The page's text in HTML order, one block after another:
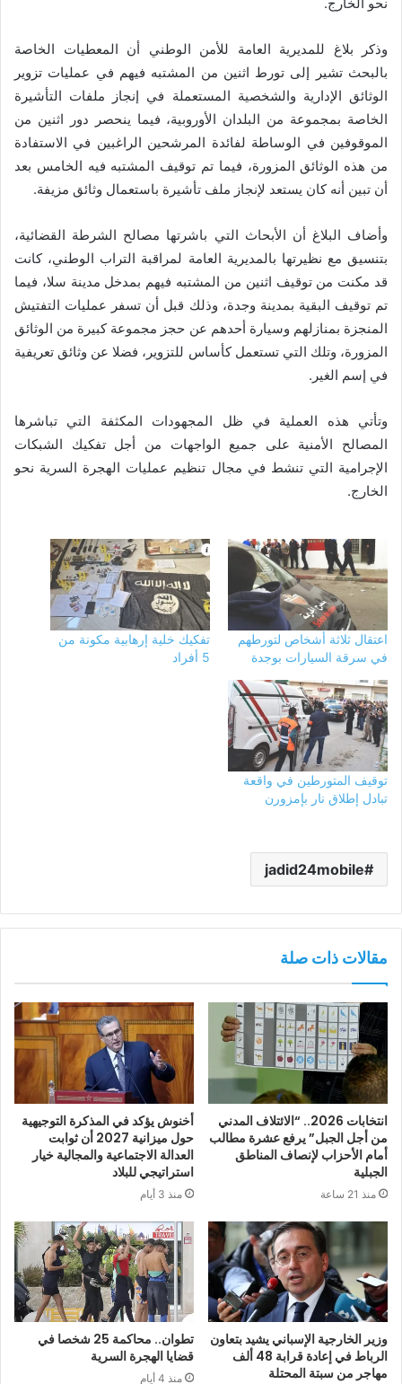
وذكر بلاغ للمديرية العامة للأمن الوطني أن المعطيات الخاصة
بالبحث تشير إلى تورط اثنين من المشتبه فيهم في عمليات تزوير
الوثائق الإدارية والشخصية المستعملة في إنجاز ملفات التأشيرة
الخاصة بمجموعة من البلدان الأوروبية، فيما ينحصر دور اثنين من
الموقوفين في الوساطة لفائدة المرشحين الراغبين في الاستفادة
من هذه الوثائق المزورة، فيما تم توقيف المشتبه فيه الخامس بعد
أن تبين أنه كان يستعد لإنجاز ملف تأشيرة باستعمال وثائق مزيفة.
وأضاف البلاغ أن الأبحاث التي باشرتها مصالح الشرطة القضائية،
بتنسيق مع نظيرتها بالمديرية العامة لمراقبة التراب الوطني، كانت
قد مكنت من توقيف اثنين من المشتبه فيهم بمدخل مدينة سلا، فيما
تم توقيف البقية بمدينة وجدة، وذلك قبل أن تسفر عمليات التفتيش
المنجزة بمنازلهم وسيارة أحدهم عن حجز مجموعة كبيرة من الوثائق
المزورة، وتلك التي تستعمل كأساس للتزوير، فضلا عن وثائق تعريفية
في إسم الغير .
وتأتي هذه العملية في ظل المجهودات المكثفة التي تباشرها
المصالح الأمنية على جميع الواجهات من أجل تفكيك الشبكات
الإجرامية التي تنشط في مجال تنظيم عمليات الهجرة السرية نحو
الخارج.
اعتقال ثلاثة أشخاص لتورطهم
في سرقة السيارات بوجدة
تفكيك خلية إرهابية مكونة من
5 أفراد
توقيف المتورطين في واقعة
تبادل إطلاق نار بإمزورن
jadid24mobile
مقالات ذات صلة
انتخابات 2026.. “الائتلاف المدني
من أجل الجبل” يرفع عشرة مطالب
أمام الأحزاب لإنصاف المناطق
الجبلية
منذ 21 ساعة
أخنوش يؤكد في المذكرة التوجيهية
حول ميزانية 2027 أن ثوابت
العدالة الاجتماعية والمجالية خيار
استراتيجي للبلاد
منذ 3 أيام
وزير الخارجية الإسباني يشيد بتعاون
الرباط في إعادة قرابة 48 ألف
مهاجر من سبتة المحتلة
تطوان.. محاكمة 25 شخصا في
قضايا الهجرة السرية
منذ 4 أيام